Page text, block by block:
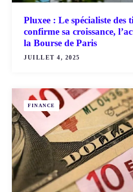
Pluxee : Le spécialiste des
confirme sa croissance,
la Bourse de Paris
JUILLET 4, 2025
FINANCE